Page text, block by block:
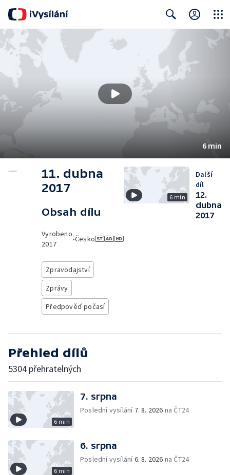
Search
6 min
11. dubna
2017
Obsah dílu
Vyrobeno
2017
•Česko
Zpravodajství
Zprávy
Předpověď počasí
6 min
Další
díl
12.
dubna
2017
Přehled dílů
5304 přehratelných
6 min
7. srpna
Poslední vysílání 7. 8. 2026 na ČT24
6 min
6. srpna
Poslední vysílání6. 8. 2026 na ČT24